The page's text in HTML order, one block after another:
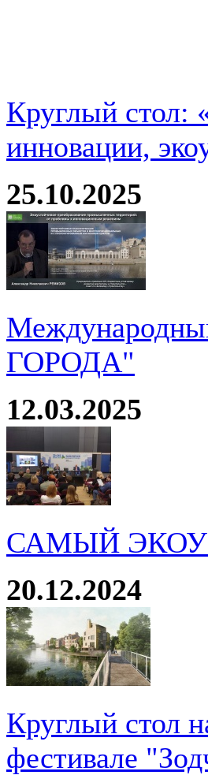
Круглый стол:
инновации,
25.10.2025
ГОРОДА"
12.03.2025
САМЫЙ
20.12.2024
Круглый стол
фестивале